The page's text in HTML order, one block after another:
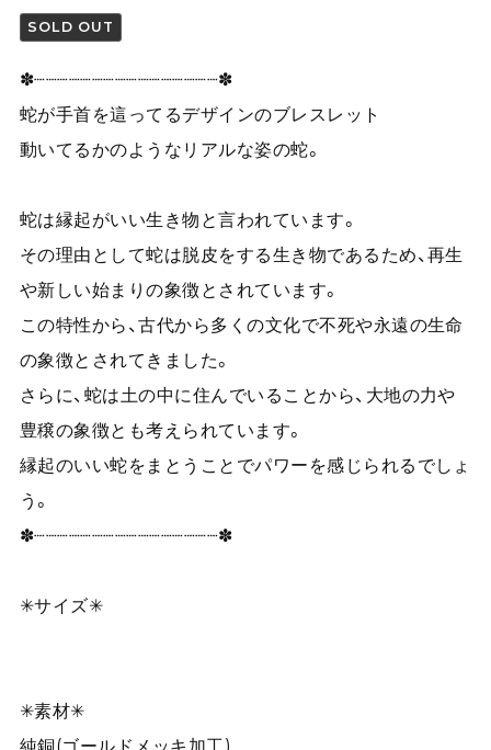
SOLD OUT
✽┈┈┈┈┈┈┈┈┈┈┈┈┈┈┈┈✽
蛇が手首を這ってるデザインのブレスレット
動いてるかのようなリアルな姿の蛇。
蛇は縁起がいい生き物と言われています。
その理由として蛇は脱皮をする生き物であるため、再生
や新しい始まりの象徴とされています。
この特性から、古代から多くの文化で不死や永遠の生命
の象徴とされてきました。
さらに、蛇は土の中に住んでいることから、大地の力や
豊穣の象徴とも考えられています。
縁起のいい蛇をまとうことでパワーを感じられるでしょ
う。
✽┈┈┈┈┈┈┈┈┈┈┈┈┈┈┈┈✽
✳︎サイズ✳︎
✳︎素材✳︎